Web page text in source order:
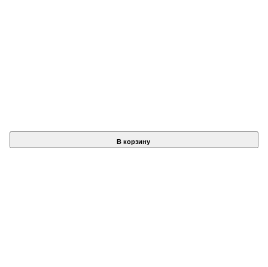
В корзину